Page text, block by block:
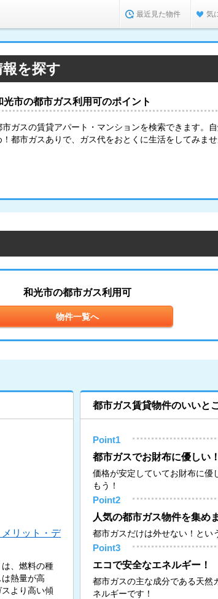
最近見た物件 気
を探す
光市の都市ガス利用可のポイント
市ガスの賃貸アパート・マンションを検索できます。
！都市ガスありで、ガス代をおとくに生活をしてみませ
和光市の都市ガス利用可
物件一覧へ
リット・デ
、燃料の種
熱量が高
より高い傾
都市ガス賃貸物件のいいと
Point1
都市ガスでお財布に優しい！
価格が安定していてお財布に優
もう！
Point2
人気の都市ガス物件を集め
都市ガスだけは外せない！とい
Point3
エコで安全なエネルギー！
都市ガスの主な成分である天然
ネルギーです！